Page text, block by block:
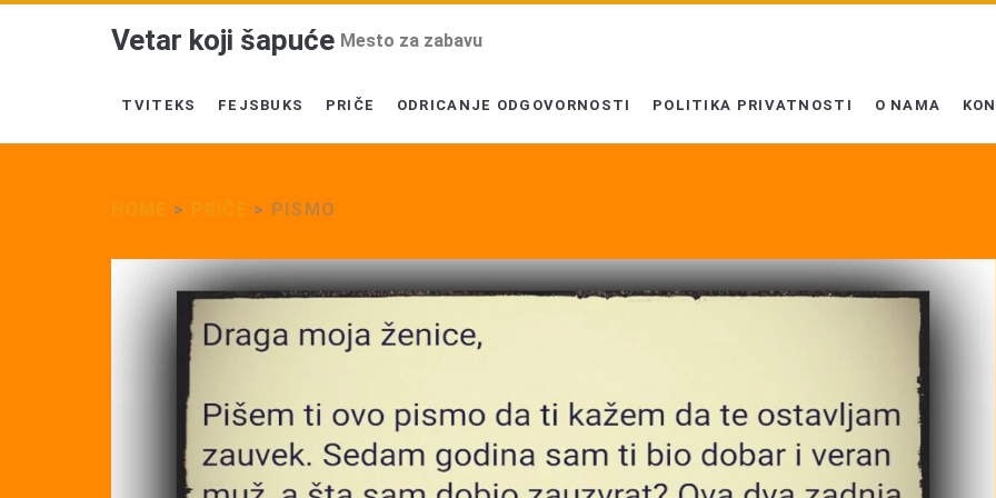
Vetar koji šapuće Mesto za zabavu
TVITEKS FEJSBUKS PRIČE ODRICANJE ODGOVORNOSTI POLITIKA PRIVATNOSTI O NAMA
> > PISMO